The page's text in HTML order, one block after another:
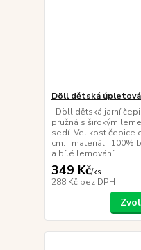
Döll dětská
Döll dětská jarní
pružná s širokým
sedí. Velikost čepice
cm. materiál : 100%
a bílé lemování
349 Kč/ks
288 Kč bez DPH